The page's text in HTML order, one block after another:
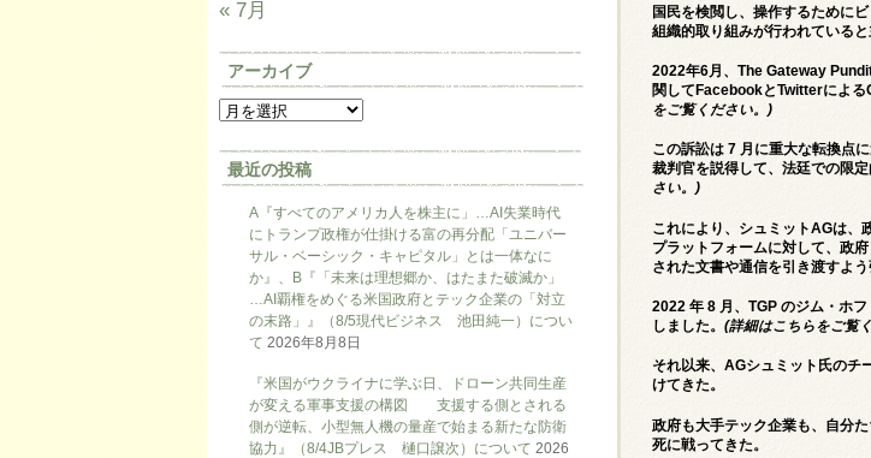
国民を検閲し、操作するために
組織的取り組みが行われていると
2022年6月、The Gateway
関してFacebookとTwitterによる
をご覧ください。)
この訴訟は 7 月に重大な転換点
裁判官を説得して、法廷での限
さい。)
これにより、シュミットAGは、
プラットフォームに対して、政
された文書や通信を引き渡すよう
2022 年 8 月、TGP のジム・ホ
しました。 (詳細はこちらをご覧
それ以来、AGシュミット氏のチ
けてきた。
政府も大手テック企業も、自分
死に戦ってきた。
« 7月
アーカイブ
最近の投稿
A『すべてのアメリカ人を株主に」…AI失業時代
にトランプ政権が仕掛ける富の再分配「ユニバー
サル・ベーシック・キャピタル」とは一体なに
か』、B『「未来は理想郷か、はたまた破滅か」
…AI覇権をめぐる米国政府とテック企業の「対立
の末路」』（8/5現代ビジネス 池田純一）につい
て 2026年8月8日
『米国がウクライナに学ぶ日、ドローン共同生産
が変える軍事支援の構図 支援する側とされる
側が逆転、小型無人機の量産で始まる新たな防衛
協力』（8/4JBプレス 樋口譲次）について 2026